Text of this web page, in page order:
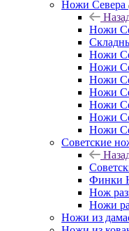
Ножи Севера
Ножи
Ножи
Ножи
Ножи
Ножи
Ножи
Ножи
Ножи
Советские
Финки
Нож
Ножи
Ножи из